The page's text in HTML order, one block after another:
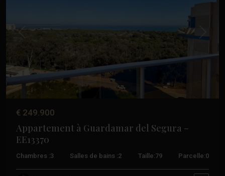
Précédent Suivant
€ 249.900
Appartement à Guardamar del Segura –
EE13370
Chambres :3 Salles de bains :2 Taille:79 Parcelle:0